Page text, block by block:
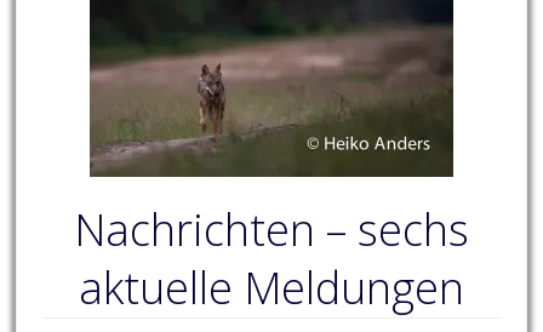
Nachrichten – sechs
aktuelle Meldungen